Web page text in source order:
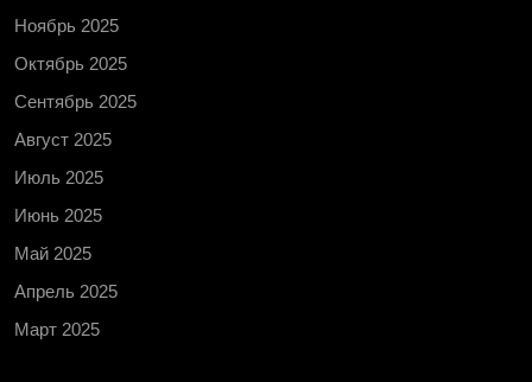
Ноябрь 2025
Октябрь 2025
Сентябрь 2025
Август 2025
Июль 2025
Июнь 2025
Май 2025
Апрель 2025
Март 2025